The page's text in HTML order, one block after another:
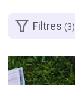
Filtres(3)